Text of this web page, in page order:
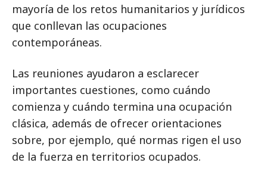
mayoría de los retos humanitarios y jurídicos
que conllevan las ocupaciones
contemporáneas.
Las reuniones ayudaron a esclarecer
importantes cuestiones, como cuándo
comienza y cuándo termina una ocupación
clásica, además de ofrecer orientaciones
sobre, por ejemplo, qué normas rigen el uso
de la fuerza en territorios ocupados.